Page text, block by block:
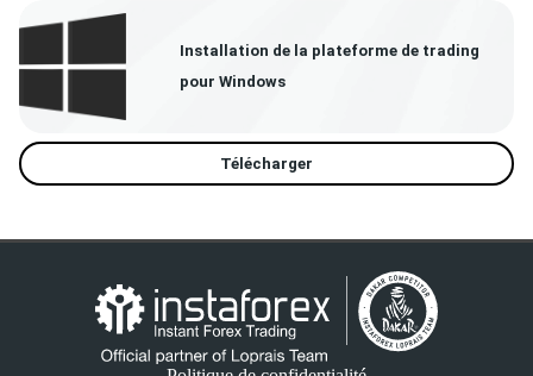
Installation de la plateforme de trading
pour Windows
Télécharger